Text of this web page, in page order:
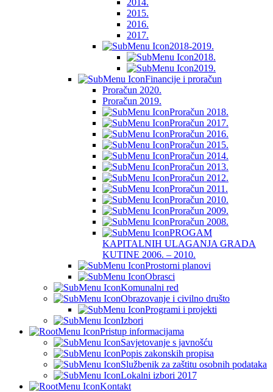
2014.
2015.
2016.
2017.
2018-2019.
2018.
2019.
Financije i proračun
Proračun 2020.
Proračun 2019.
Proračun 2018.
Proračun 2017.
Proračun 2016.
Proračun 2015.
Proračun 2014.
Proračun 2013.
Proračun 2012.
Proračun 2011.
Proračun 2010.
Proračun 2009.
Proračun 2008.
PROGAM
KAPITALNIH ULAGANJA GRADA
KUTINE 2006. – 2010.
Prostorni planovi
Obrasci
Komunalni red
Obrazovanje i civilno društo
Programi i projekti
Izbori
Pristup informacijama
Savjetovanje s javnošću
Popis zakonskih propisa
Službenik za zaštitu osobnih podataka
Lokalni izbori 2017
Kontakt